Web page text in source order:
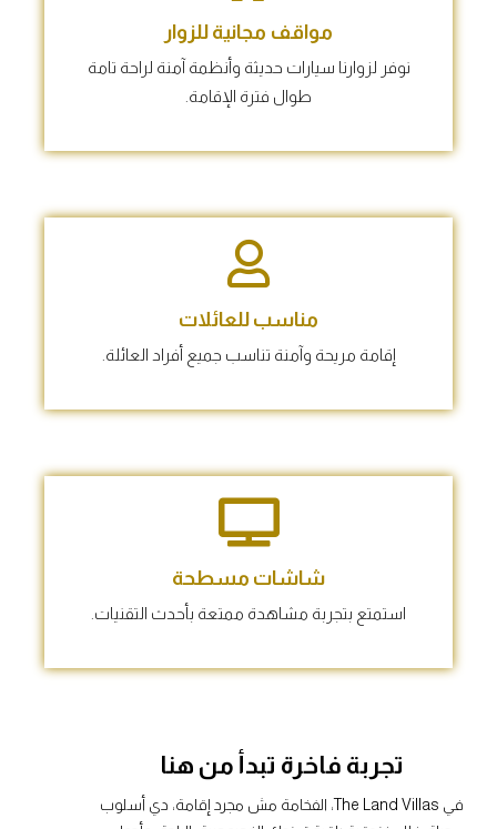
مواقف مجانية للزوار
نوفر لزوارنا سيارات حديثة وأنظمة آمنة لراحة تامة
طوال فترة الإقامة.
مناسب للعائلات
إقامة مريحة وآمنة تناسب جميع أفراد العائلة.
شاشات مسطحة
استمتع بتجربة مشاهدة ممتعة بأحدث التقنيات.
تجربة فاخرة تبدأ من هنا
في The Land Villas، الفخامة مش مجرد إقامة، دي أسلوب